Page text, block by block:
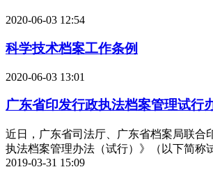
2020-06-03 12:54
科学技术档案工作条例
2020-06-03 13:01
广东省印发行政执法档案管理试行
近日，广东省司法厅、广东省档案局联合
执法档案管理办法（试行）》（以下简称
2019-03-31 15:09